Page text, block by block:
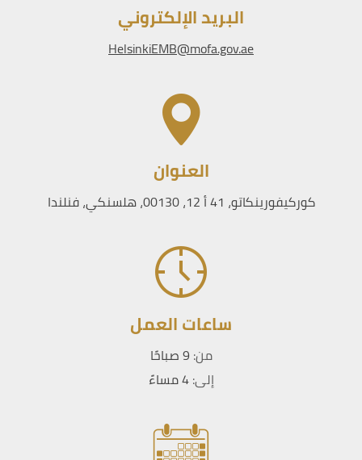
البريد الإلكتروني
HelsinkiEMB@mofa.gov.ae
العنوان
كوركيفورينكاتو، 41 أ 12، 00130، هلسنكي، فنلندا
ساعات العمل
من: 9 صباحًا
إلى:4 مساءً